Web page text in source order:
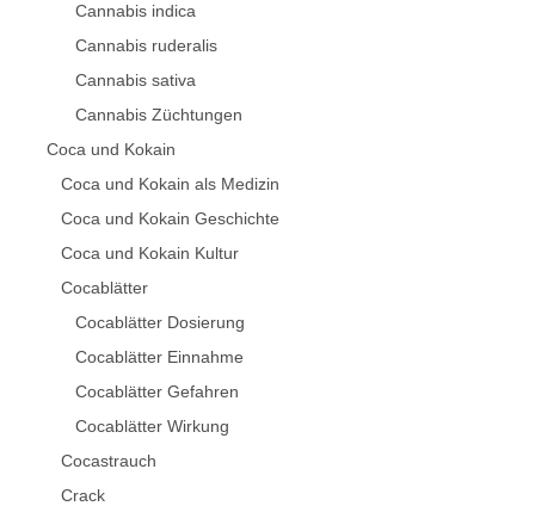
Cannabis indica
Cannabis ruderalis
Cannabis sativa
Cannabis Züchtungen
Coca und Kokain
Coca und Kokain als Medizin
Coca und Kokain Geschichte
Coca und Kokain Kultur
Cocablätter
Cocablätter Dosierung
Cocablätter Einnahme
Cocablätter Gefahren
Cocablätter Wirkung
Cocastrauch
Crack